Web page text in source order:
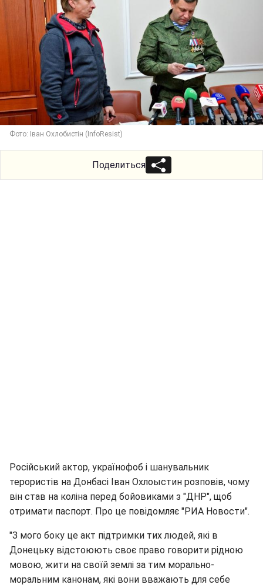
Фото: Іван Охлобистін (InfoResist)
Поделиться
Російський актор, українофоб і шанувальник
терористів на Донбасі Іван Охлоыстин розповів, чому
він став на коліна перед бойовиками з "ДНР", щоб
отримати паспорт. Про це повідомляє "РИА Новости".
"З мого боку це акт підтримки тих людей, які в
Донецьку відстоюють своє право говорити рідною
мовою, жити на своїй землі за тим морально-
моральним канонам, які вони вважають для себе